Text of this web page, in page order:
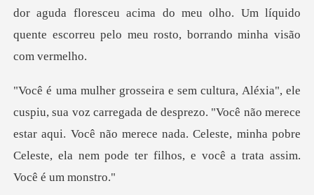
dor aguda floresceu acim
a de desprezo. "Você não merece
estar aqui. Você não merece nada. Celeste, minha